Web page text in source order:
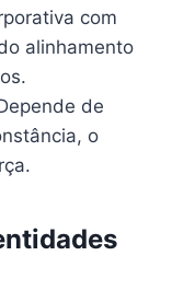
com
alinhamento
de
o